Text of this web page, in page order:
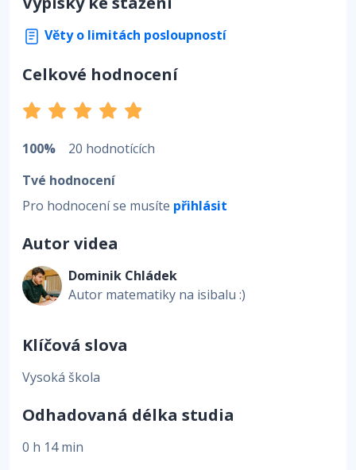
Věty o limitách posloupností
Celkové hodnocení
100%
20 hodnotících
Tvé hodnocení
Pro hodnocení se musíte přihlásit
Autor videa
Dominik Chládek
Autor matematiky na isibalu :)
Klíčová slova
Vysoká škola
Odhadovaná délka studia
0 h 14 min